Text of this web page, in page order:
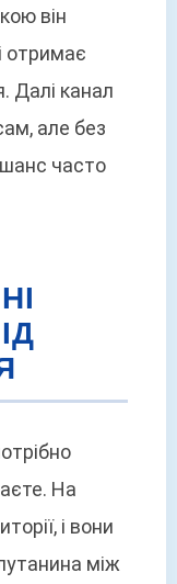
він
отримає
Далі канал
але без
шанс часто
На
і вони
між